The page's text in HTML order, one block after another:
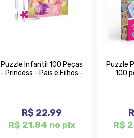
Puzzle Infantil 100 Peças
- Princess - Pais e Filhos -
R$ 22,99
R$ 21,84 no pix
Puzzle
100
R$